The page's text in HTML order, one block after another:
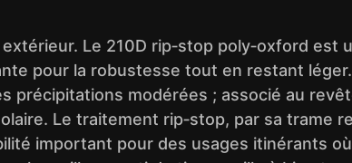
Le 210D rip‑stop poly‑oxford
pour la robustesse tout en restant
précipitations modérées ; associé au
Le traitement rip‑stop, par sa
important pour des usages itinérants